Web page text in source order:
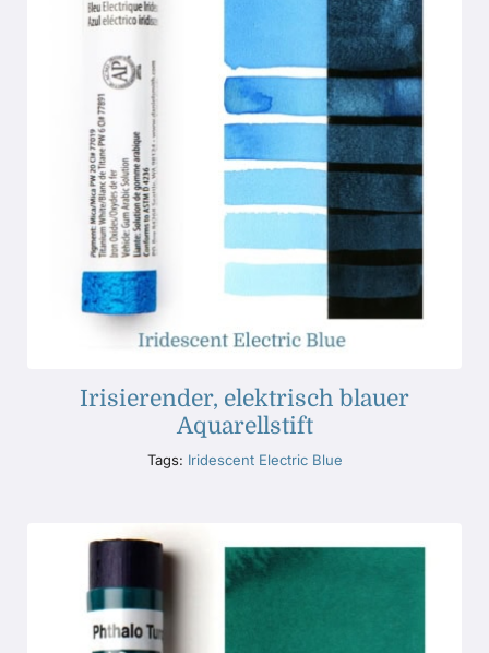
Irisierender, elektrisch blauer
Aquarellstift
Tags: Iridescent Electric Blue